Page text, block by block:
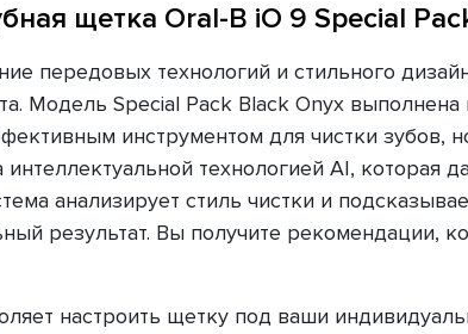
щетка Oral-B iO 9 Special
передовых технологий и стильного
Модель Special Pack Black Onyx
инструментом для чистки зубов,
технологией AI, которая
анализирует стиль чистки и
результат. Вы получите рекомендации,
настроить щетку под ваши